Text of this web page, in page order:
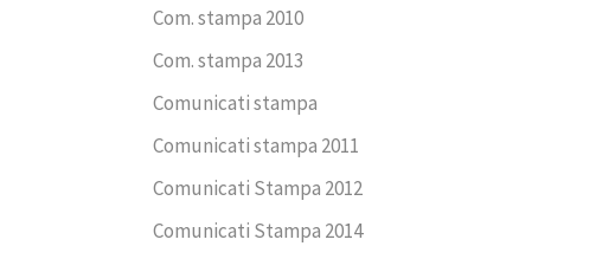
Com. stampa 2010
Com. stampa 2013
Comunicati stampa
Comunicati stampa 2011
Comunicati Stampa 2012
Comunicati Stampa 2014